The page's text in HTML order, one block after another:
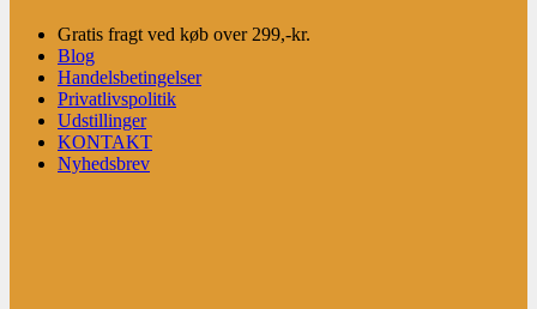
Gratis fragt ved køb over 299,-kr.
Blog
Handelsbetingelser
Privatlivspolitik
Udstillinger
KONTAKT
Nyhedsbrev